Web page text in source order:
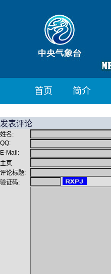
首页 简介
发表评论
姓名:
QQ:
E-Mail:
主页:
评论标题:
验证码: